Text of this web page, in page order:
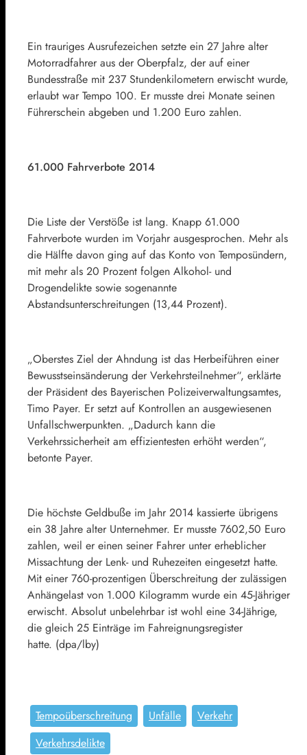
Ein trauriges Ausrufezeichen setzte ein 27 Jahre alter
Motorradfahrer aus der Oberpfalz, der auf einer
Bundesstraße mit 237 Stundenkilometern erwischt wurde,
erlaubt war Tempo 100. Er musste drei Monate seinen
Führerschein abgeben und 1.200 Euro zahlen.
61.000 Fahrverbote 2014
Die Liste der Verstöße ist lang. Knapp 61.000
Fahrverbote wurden im Vorjahr ausgesprochen. Mehr als
die Hälfte davon ging auf das Konto von Temposündern,
mit mehr als 20 Prozent folgen Alkohol- und
Drogendelikte sowie sogenannte
Abstandsunterschreitungen (13,44 Prozent).
„Oberstes Ziel der Ahndung ist das Herbeiführen einer
Bewusstseinsänderung der Verkehrsteilnehmer“, erklärte
der Präsident des Bayerischen Polizeiverwaltungsamtes,
Timo Payer. Er setzt auf Kontrollen an ausgewiesenen
Unfallschwerpunkten. „Dadurch kann die
Verkehrssicherheit am effizientesten erhöht werden“,
betonte Payer.
Die höchste Geldbuße im Jahr 2014 kassierte übrigens
ein 38 Jahre alter Unternehmer. Er musste 7602,50 Euro
zahlen, weil er einen seiner Fahrer unter erheblicher
Missachtung der Lenk- und Ruhezeiten eingesetzt hatte.
Mit einer 760-prozentigen Überschreitung der zulässigen
Anhängelast von 1.000 Kilogramm wurde ein 45-Jähriger
erwischt. Absolut unbelehrbar ist wohl eine 34-Jährige,
die gleich 25 Einträge im Fahreignungsregister
hatte. (dpa/lby)
Tempoüberschreitung Unfälle
Verkehr
Verkehrsdelikte